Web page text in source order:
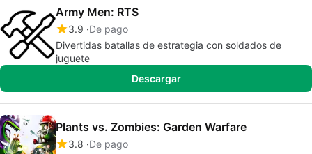
Army Men: RTS
3.9 De pago
Divertidas batallas de estrategia con soldados de
juguete
Descargar
Plants vs. Zombies: Garden Warfare
3.8 De pago